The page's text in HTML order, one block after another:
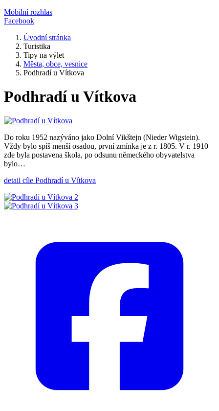
Mobilní rozhlas
Facebook
Úvodní stránka
Turistika
Tipy na výlet
Města, obce, vesnice
Podhradí u Vítkova
Podhradí u Vítkova
Do roku 1952 nazýváno jako Dolní Vikštejn (Nieder Wigstein).
Vždy bylo spíš menší osadou, první zmínka je z r. 1805. V r. 1910
zde byla postavena škola, po odsunu německého obyvatelstva
bylo…
detail cíle Podhradí u Vítkova